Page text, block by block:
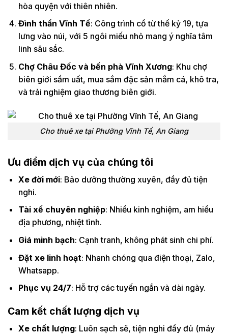
hòa quyện với thiên nhiên.
Đình thần Vĩnh Tế: Công trình cổ từ thế kỷ 19, tựa
lưng vào núi, với 5 ngôi miếu nhỏ mang ý nghĩa tâm
linh sâu sắc.
Chợ Châu Đốc và bến phà Vĩnh Xương: Khu chợ
biên giới sầm uất, mua sắm đặc sản mắm cá, khô tra,
và trải nghiệm giao thương biên giới.
Cho thuê xe tại Phường Vĩnh Tế, An Giang
Ưu điểm dịch vụ của chúng tôi
Xe đời mới: Bảo dưỡng thường xuyên, đầy đủ tiện
nghi.
Tài xế chuyên nghiệp: Nhiều kinh nghiệm, am hiểu
địa phương, nhiệt tình.
Giá minh bạch: Cạnh tranh, không phát sinh chi phí.
Đặt xe linh hoạt: Nhanh chóng qua điện thoại, Zalo,
Whatsapp.
Phục vụ 24/7: Hỗ trợ các tuyến ngắn và dài ngày.
Cam kết chất lượng dịch vụ
Xe chất lượng: Luôn sạch sẽ, tiện nghi đầy đủ (máy